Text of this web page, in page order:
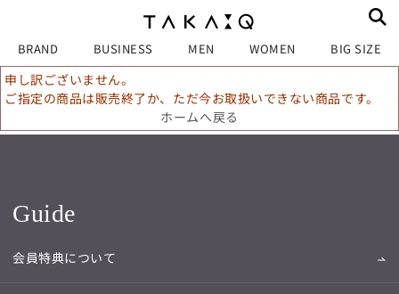
BRAND BUSINESS MEN WOMEN BIG SIZE
申し訳ございません。
ご指定の商品は販売終了か、ただ今お取扱いできない商品です。
ホームへ戻る
Guide
会員特典について